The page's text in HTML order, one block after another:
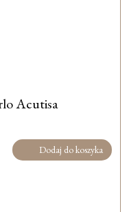
Acutisa
Dodaj do koszyka